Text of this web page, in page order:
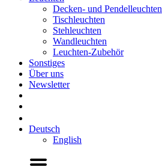
Decken- und Pendelleuchten
Tischleuchten
Stehleuchten
Wandleuchten
Leuchten-Zubehör
Sonstiges
Über uns
Newsletter
Deutsch
English